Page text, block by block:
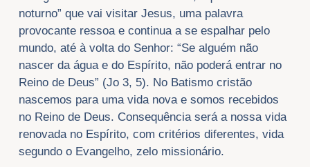
noturno” que vai visitar Jesus, uma palavra
provocante ressoa e continua a se espalhar pelo
mundo, até à volta do Senhor: “Se alguém não
nascer da água e do Espírito, não poderá entrar no
Reino de Deus” (Jo 3, 5). No Batismo cristão
nascemos para uma vida nova e somos recebidos
no Reino de Deus. Consequência será a nossa vida
renovada no Espírito, com critérios diferentes, vida
segundo o Evangelho, zelo missionário.